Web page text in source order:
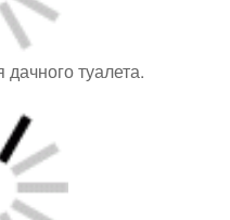
туалета.